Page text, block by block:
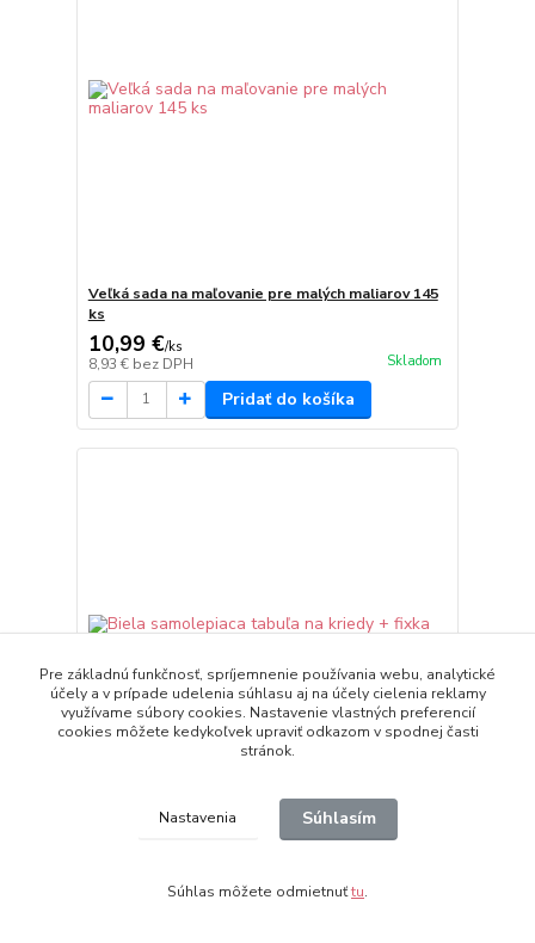
Veľká sada na maľovanie pre malých maliarov 145
ks
10,99 €/ks
8,93 € bez DPH Skladom
Pridať do košíka
Biela samolepiaca tabuľa na kriedy + fixka
bez DPH
Pre základnú funkčnosť, spríjemnenie používania webu, analytické
účely a v prípade udelenia súhlasu aj na účely cielenia reklamy
využívame súbory cookies. Nastavenie vlastných preferencií
cookies môžete kedykoľvek upraviť odkazom v spodnej časti
stránok.
Nastavenia Súhlasím
Súhlas môžete odmietnuťtu.